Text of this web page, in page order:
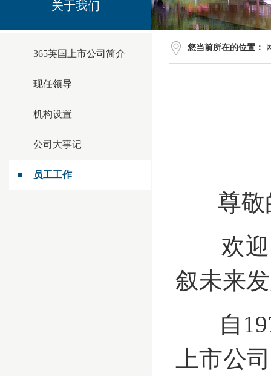
关于我们
​365英国上市公司简介
现任领导
机构设置
公司大事记
员工工作
您当前所在的位置：
尊敬
欢迎
叙未来
自
上市公